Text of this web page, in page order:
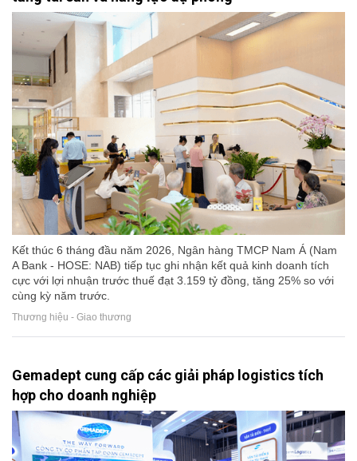
Kết thúc 6 tháng đầu năm 2026, Ngân hàng TMCP Nam Á (Nam
A Bank - HOSE: NAB) tiếp tục ghi nhận kết quả kinh doanh tích
cực với lợi nhuận trước thuế đạt 3.159 tỷ đồng, tăng 25% so với
cùng kỳ năm trước.
Thương hiệu - Giao thương
Gemadept cung cấp các giải pháp logistics tích
hợp cho doanh nghiệp